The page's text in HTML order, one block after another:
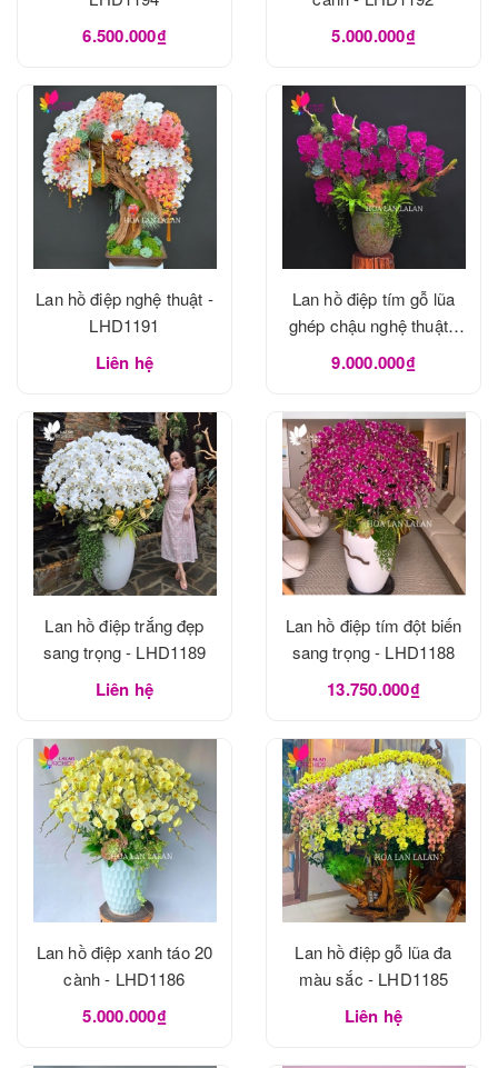
6.500.000₫ 5.000.000₫
Lan hồ điệp nghệ thuật -
LHD1191
Liên hệ
Lan hồ điệp tím gỗ lũa
ghép chậu nghệ thuật -
LHD1190
9.000.000₫
Lan hồ điệp trắng đẹp
sang trọng - LHD1189
Liên hệ
Lan hồ điệp tím đột biến
sang trọng - LHD1188
13.750.000₫
Lan hồ điệp xanh táo 20
cành - LHD1186
5.000.000₫
Lan hồ điệp gỗ lũa đa
màu sắc - LHD1185
Liên hệ